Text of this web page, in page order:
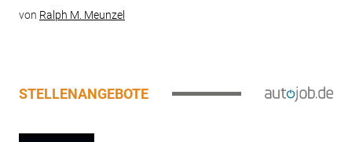
von Ralph M. Meunzel
STELLENANGEBOTE